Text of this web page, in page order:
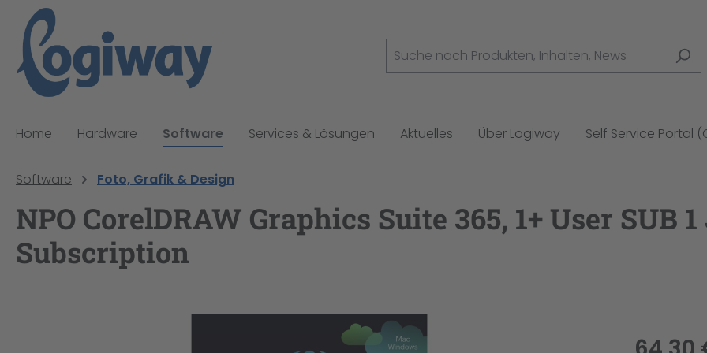
Home Hardware Software Services & Lösungen Aktuelles Über Logiway Self Service Portal
Software Foto, Grafik & Design
NPO CorelDRAW Graphics Suite 365, 1+ User SUB
Subscription